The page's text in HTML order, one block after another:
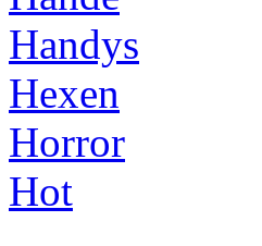
Handys
Hexen
Horror
Hot